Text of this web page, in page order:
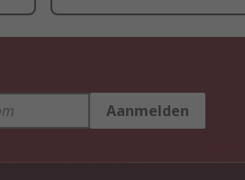
Aanmelden